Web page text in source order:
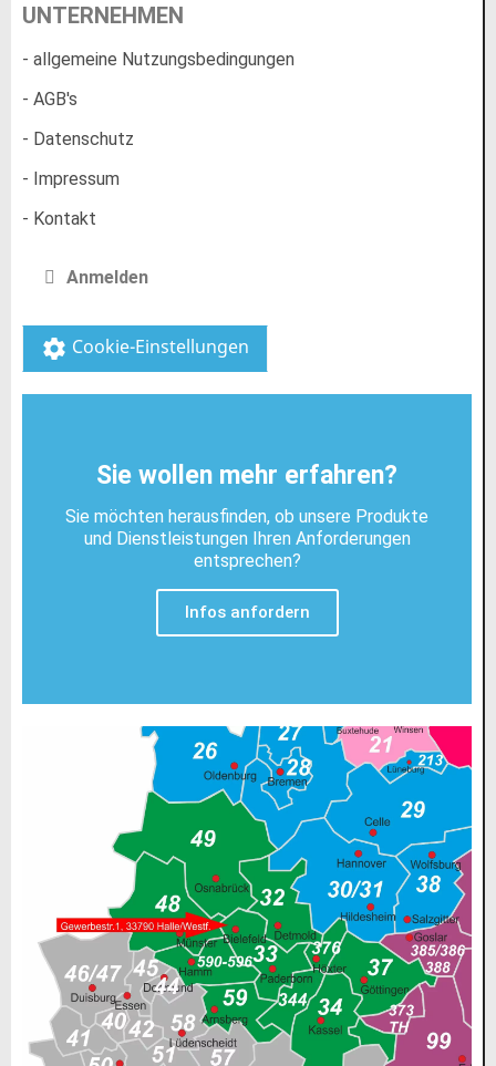
UNTERNEHMEN
- allgemeine Nutzungsbedingungen
- AGB's
- Datenschutz
- Impressum
- Kontakt
Anmelden
settings Cookie-Einstellungen
Sie wollen mehr erfahren?
Sie möchten herausfinden, ob unsere Produkte
und Dienstleistungen Ihren Anforderungen
entsprechen?
Infos anfordern